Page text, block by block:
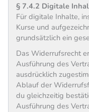
§ 7.4.2 Digitale
Für digitale Inhalte,
Kurse und
grundsätzlich ein
Das Widerrufsrecht
Ausführung des
ausdrücklich
Ablauf der
du gleichzeitig
Ausführung des